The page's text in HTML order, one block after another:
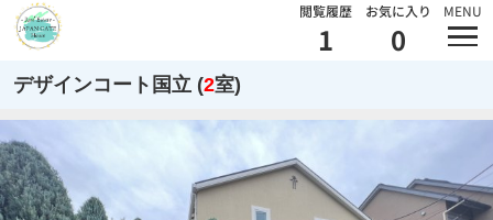
閲覧履歴
1
お気に入り
0
MENU
デザインコート国立 (2室)